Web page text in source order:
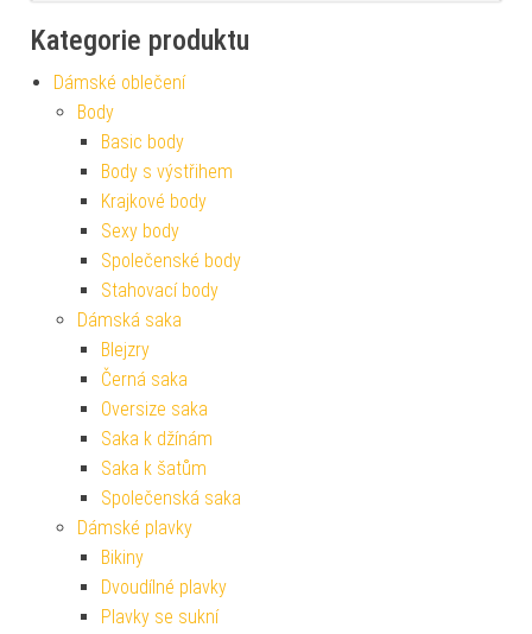
Kategorie produktu
Dámské oblečení
Body
Basic body
Body s výstřihem
Krajkové body
Sexy body
Společenské body
Stahovací body
Dámská saka
Blejzry
Černá saka
Oversize saka
Saka k džínám
Saka k šatům
Společenská saka
Dámské plavky
Bikiny
Dvoudílné plavky
Plavky se sukní